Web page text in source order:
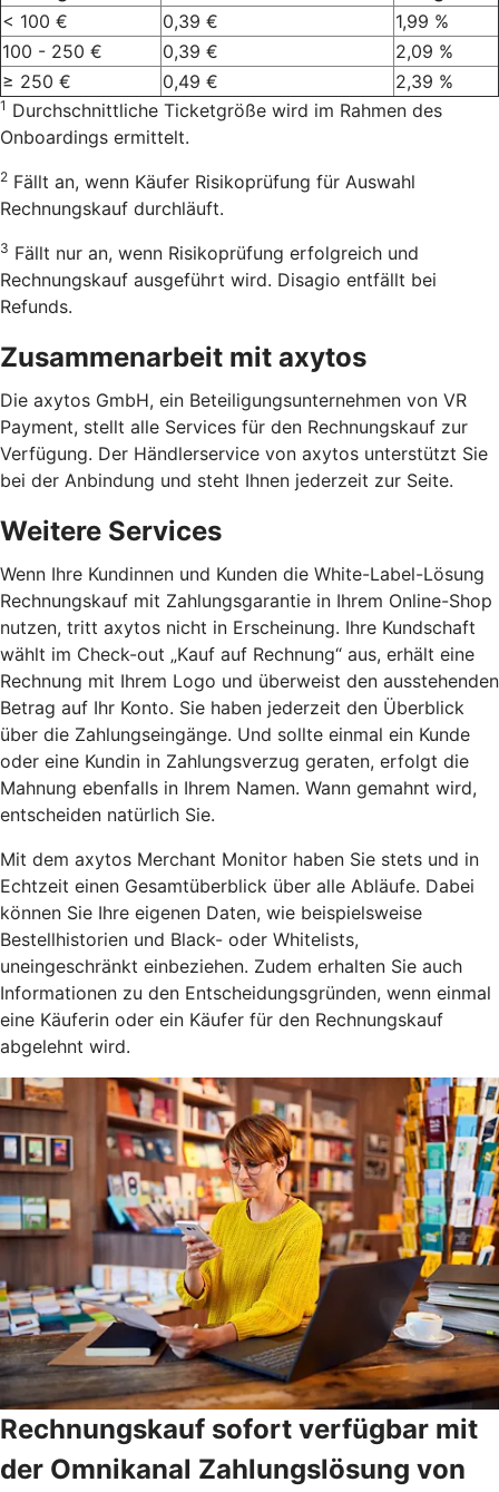
< 100 €
0,39 €
1,99 %
100 - 250 €
0,39 €
2,09 %
≥ 250 €
0,49 € 2,39 %
1 Durchschnittliche Ticketgröße wird im Rahmen des
Onboardings ermittelt.
2 Fällt an, wenn Käufer Risikoprüfung für Auswahl
Rechnungskauf durchläuft.
3 Fällt nur an, wenn Risikoprüfung erfolgreich und
Rechnungskauf ausgeführt wird. Disagio entfällt bei
Refunds.
Zusammenarbeit mit axytos
Die axytos GmbH, ein Beteiligungsunternehmen von VR
Payment, stellt alle Services für den Rechnungskauf zur
Verfügung. Der Händlerservice von axytos unterstützt Sie
bei der Anbindung und steht Ihnen jederzeit zur Seite.
Weitere Services
Wenn Ihre Kundinnen und Kunden die White-Label-Lösung
Rechnungskauf mit Zahlungsgarantie in Ihrem Online-Shop
nutzen, tritt axytos nicht in Erscheinung. Ihre Kundschaft
wählt im Check-out „Kauf auf Rechnung“ aus, erhält eine
Rechnung mit Ihrem Logo und überweist den ausstehenden
Betrag auf Ihr Konto. Sie haben jederzeit den Überblick
über die Zahlungseingänge. Und sollte einmal ein Kunde
oder eine Kundin in Zahlungsverzug geraten, erfolgt die
Mahnung ebenfalls in Ihrem Namen. Wann gemahnt wird,
entscheiden natürlich Sie.
Mit dem axytos Merchant Monitor haben Sie stets und in
Echtzeit einen Gesamtüberblick über alle Abläufe. Dabei
können Sie Ihre eigenen Daten, wie beispielsweise
Bestellhistorien und Black- oder Whitelists,
uneingeschränkt einbeziehen. Zudem erhalten Sie auch
Informationen zu den Entscheidungsgründen, wenn einmal
eine Käuferin oder ein Käufer für den Rechnungskauf
abgelehnt wird.
Rechnungskauf sofort verfügbar mit
der Omnikanal Zahlungslösung von